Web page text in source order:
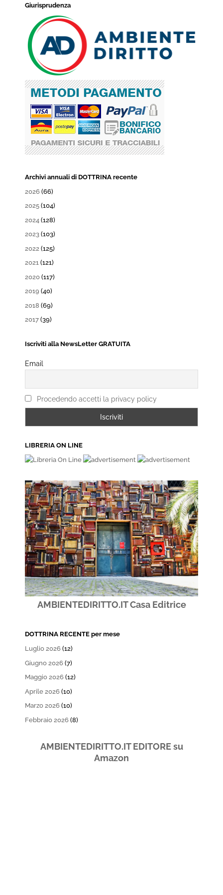
Giurisprudenza
Archivi annuali di DOTTRINA recente
2026 (66)
2025 (104)
2024 (128)
2023 (103)
2022 (125)
2021 (121)
2020 (117)
2019 (40)
2018 (69)
2017 (39)
Iscriviti alla NewsLetter GRATUITA
Email
Procedendo accetti la privacy policy
LIBRERIA ON LINE
AMBIENTEDIRITTO.IT Casa Editrice
DOTTRINA RECENTE per mese
Luglio 2026 (12)
Giugno 2026 (7)
Maggio 2026 (12)
Aprile 2026 (10)
Marzo 2026 (10)
Febbraio 2026 (8)
AMBIENTEDIRITTO.IT EDITORE su
Amazon